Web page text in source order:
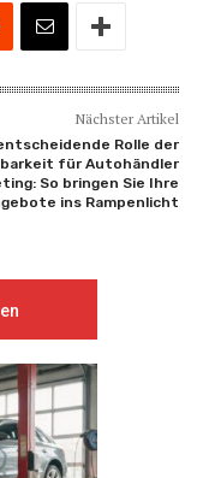
Nächster Artikel
Rolle der
für Autohändler
So bringen Sie Ihre
ins Rampenlicht